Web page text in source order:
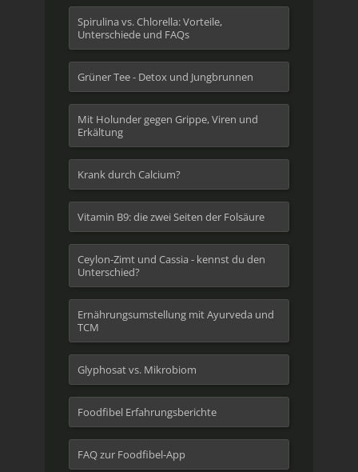
Spirulina vs. Chlorella: Vorteile,
Unterschiede und FAQs
Grüner Tee - Detox und Jungbrunnen
Mit Holunder gegen Grippe, Viren und
Erkältung
Krank durch Calcium?
Vitamin B9: die zwei Seiten der Folsäure
Ceylon-Zimt und Cassia - kennst du den
Unterschied?
Ernährungsumstellung mit Ayurveda und
TCM
Glyphosat vs. Mikrobiom
Foodfibel Erfahrungsberichte
FAQ zur Foodfibel-App